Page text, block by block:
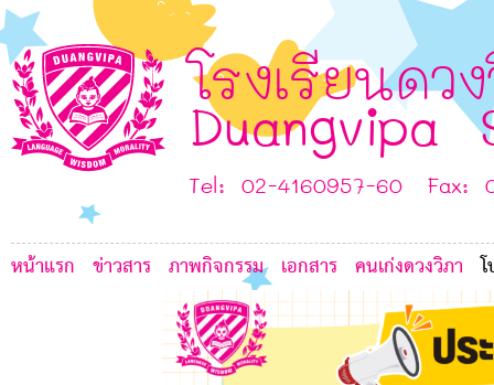
โรงเรียนดว
Duangvipa
Tel: 02-4160957-60 Fax:
หน้าแรก ข่าวสาร ภาพกิจกรรม เอกสาร คนเก่งดวงวิภา
7
6
6
7
G
K